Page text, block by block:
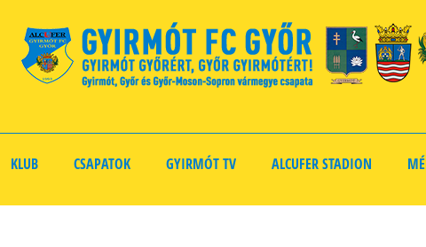
KLUB CSAPATOK GYIRMÓT TV ALCUFER STADION